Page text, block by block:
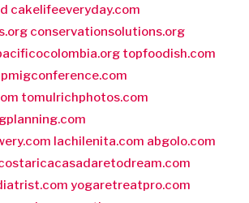
cakelifeeveryday.com
conservationsolutions.org
topfoodish.com
pmigconference.com
tomulrichphotos.com
lachilenita.com abgolo.com
yogaretreatpro.com